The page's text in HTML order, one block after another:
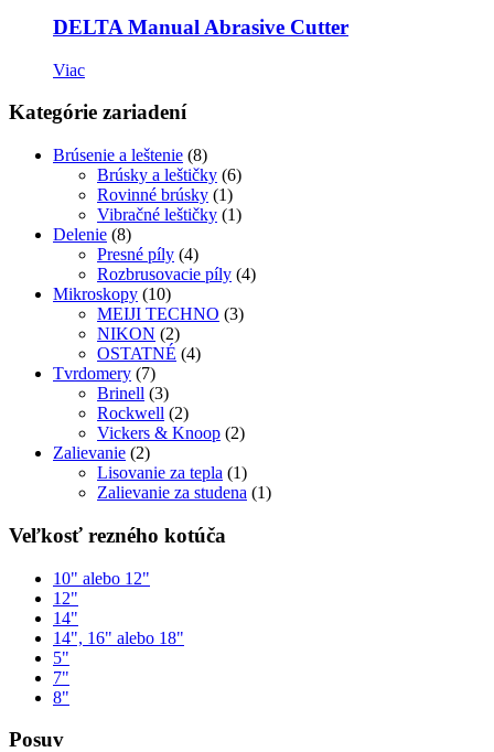
DELTA Manual Abrasive Cutter
Viac
Kategórie zariadení
Brúsenie a leštenie (8)
Brúsky a leštičky (6)
Rovinné brúsky (1)
Vibračné leštičky (1)
Delenie (8)
Presné píly (4)
Rozbrusovacie píly (4)
Mikroskopy (10)
MEIJI TECHNO (3)
NIKON (2)
OSTATNÉ (4)
Tvrdomery (7)
Brinell (3)
Rockwell (2)
Vickers & Knoop (2)
Zalievanie (2)
Lisovanie za tepla (1)
Zalievanie za studena (1)
Veľkosť rezného kotúča
10" alebo 12"
12"
14"
14", 16" alebo 18"
5"
7"
8"
Posuv